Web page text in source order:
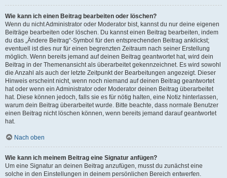
Wie kann ich einen Beitrag bearbeiten oder löschen?
Wenn du nicht Administrator oder Moderator bist, kannst du nur deine eigenen
Beiträge bearbeiten oder löschen. Du kannst einen Beitrag bearbeiten, indem
du das „Ändere Beitrag“-Symbol für den entsprechenden Beitrag anklickst;
eventuell ist dies nur für einen begrenzten Zeitraum nach seiner Erstellung
möglich. Wenn bereits jemand auf deinen Beitrag geantwortet hat, wird dein
Beitrag in der Themenansicht als überarbeitet gekennzeichnet. Es wird sowohl
die Anzahl als auch der letzte Zeitpunkt der Bearbeitungen angezeigt. Dieser
Hinweis erscheint nicht, wenn noch niemand auf deinen Beitrag geantwortet
hat oder wenn ein Administrator oder Moderator deinen Beitrag überarbeitet
hat. Diese können jedoch, falls sie es für nötig halten, eine Notiz hinterlassen,
warum dein Beitrag überarbeitet wurde. Bitte beachte, dass normale Benutzer
einen Beitrag nicht löschen können, wenn bereits jemand darauf geantwortet
hat.
Nach oben
Wie kann ich meinem Beitrag eine Signatur anfügen?
Um eine Signatur an deinen Beitrag anzufügen, musst du zunächst eine
solche in den Einstellungen in deinem persönlichen Bereich entwerfen.